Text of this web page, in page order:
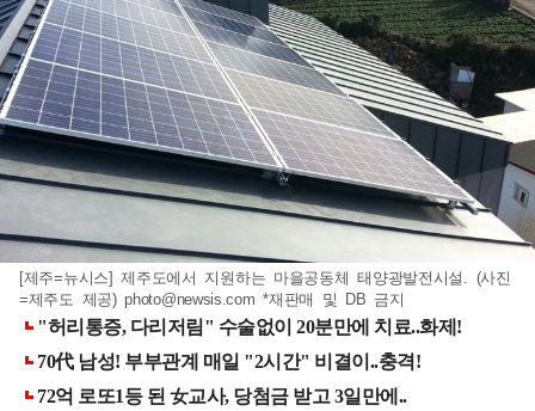
[제주=뉴시스] 제주도에서 지원하는 마을공동체 태양광발전시설. (사진
=제주도 제공)photo@newsis.com *재판매 및 DB 금지